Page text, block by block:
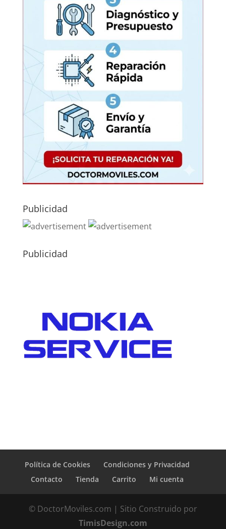
Publicidad
Publicidad
Política de Cookies
Condiciones y Privacidad
Contacto
Tienda Carrito Mi cuenta
© DoctorMoviles.com | Sitio Construido por
TimisDesign.com